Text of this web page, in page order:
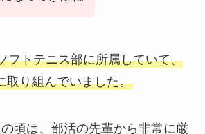
フトテニス部に所属していて、
取り組んでいました。
頃は、部活の先輩から非常に厳